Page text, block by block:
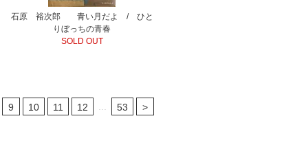
石原 裕次郎 青い月だよ / ひと
りぼっちの青春
SOLD OUT
9 10 11 12 53 >